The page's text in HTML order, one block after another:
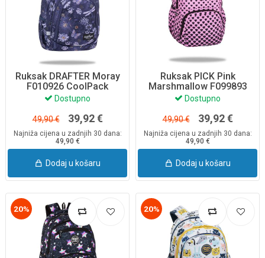
Ruksak DRAFTER Moray
F010926 CoolPack
Dostupno
49,90 € 39,92 €
Najniža cijena u zadnjih 30 dana:
49,90 €
Dodaj u košaru
Ruksak PICK Pink
Marshmallow F099893
CoolPack
Dostupno
49,90 € 39,92 €
Najniža cijena u zadnjih 30 dana:
49,90 €
Dodaj u košaru
20% 20%